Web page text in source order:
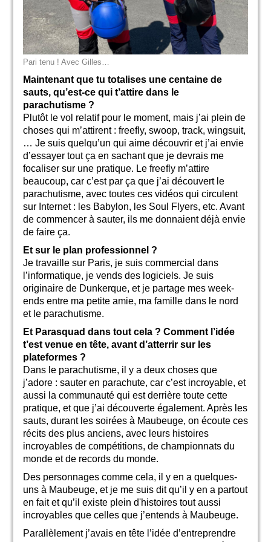
Pari tenu ! Avec Gilles…
Maintenant que tu totalises une centaine de
sauts, qu’est-ce qui t’attire dans le
parachutisme ?
Plutôt le vol relatif pour le moment, mais j’ai plein de
choses qui m’attirent : freefly, swoop, track, wingsuit,
… Je suis quelqu’un qui aime découvrir et j’ai envie
d’essayer tout ça en sachant que je devrais me
focaliser sur une pratique. Le freefly m’attire
beaucoup, car c’est par ça que j’ai découvert le
parachutisme, avec toutes ces vidéos qui circulent
sur Internet : les Babylon, les Soul Flyers, etc. Avant
de commencer à sauter, ils me donnaient déjà envie
de faire ça.
Et sur le plan professionnel ?
Je travaille sur Paris, je suis commercial dans
l’informatique, je vends des logiciels. Je suis
originaire de Dunkerque, et je partage mes week-
ends entre ma petite amie, ma famille dans le nord
et le parachutisme.
Et Parasquad dans tout cela ? Comment l’idée
t’est venue en tête, avant d’atterrir sur les
plateformes ?
Dans le parachutisme, il y a deux choses que
j’adore : sauter en parachute, car c’est incroyable, et
aussi la communauté qui est derrière toute cette
pratique, et que j’ai découverte également. Après les
sauts, durant les soirées à Maubeuge, on écoute ces
récits des plus anciens, avec leurs histoires
incroyables de compétitions, de championnats du
monde et de records du monde.
Des personnages comme cela, il y en a quelques-
uns à Maubeuge, et je me suis dit qu’il y en a partout
en fait et qu’il existe plein d'histoires tout aussi
incroyables que celles que j’entends à Maubeuge.
Parallèlement j’avais en tête l’idée d’entreprendre